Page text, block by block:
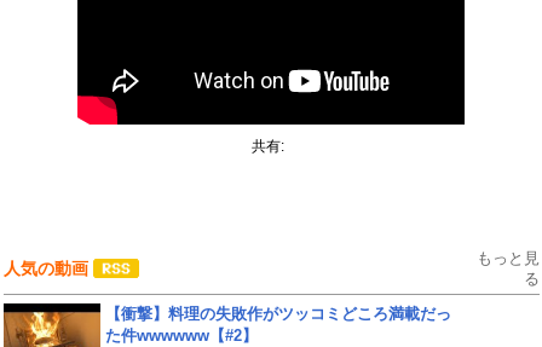
共有:
人気の動画
もっと見
る
【衝撃】料理の失敗作がツッコミどころ満載だっ
た件wwwwww【#2】